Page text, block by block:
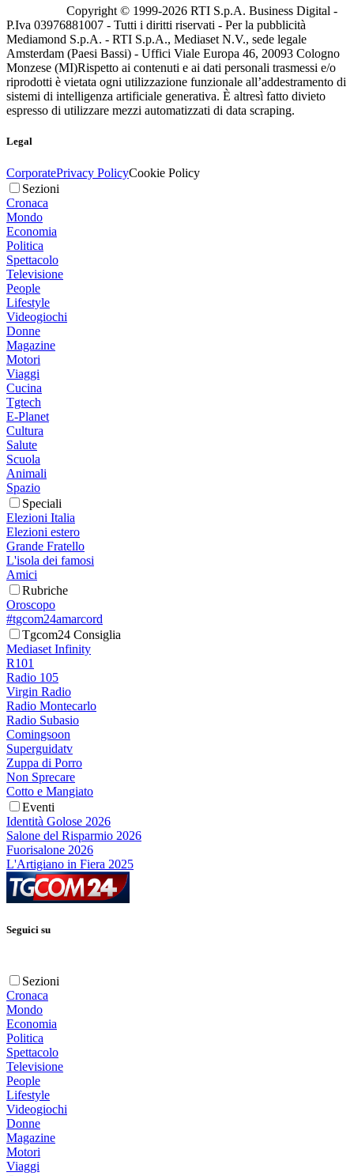
Copyright © 1999-2026 RTI S.p.A. Business Digital -
P.Iva 03976881007 - Tutti i diritti riservati - Per la pubblicità
Mediamond S.p.A. - RTI S.p.A., Mediaset N.V., sede legale
Amsterdam (Paesi Bassi) - Uffici Viale Europa 46, 20093 Cologno
Monzese (MI)Rispetto ai contenuti e ai dati personali trasmessi e/o
riprodotti è vietata ogni utilizzazione funzionale all’addestramento di
sistemi di intelligenza artificiale generativa. È altresì fatto divieto
espresso di utilizzare mezzi automatizzati di data scraping.
Legal
CorporatePrivacy PolicyCookie Policy
Sezioni
Cronaca
Mondo
Economia
Politica
Spettacolo
Televisione
People
Lifestyle
Videogiochi
Donne
Magazine
Motori
Viaggi
Cucina
Tgtech
E-Planet
Cultura
Salute
Scuola
Animali
Spazio
Speciali
Elezioni Italia
Elezioni estero
Grande Fratello
L'isola dei famosi
Amici
Rubriche
Oroscopo
#tgcom24amarcord
Tgcom24 Consiglia
Mediaset Infinity
R101
Radio 105
Virgin Radio
Radio Montecarlo
Radio Subasio
Comingsoon
Superguidatv
Zuppa di Porro
Non Sprecare
Cotto e Mangiato
Eventi
Identità Golose 2026
Salone del Risparmio 2026
Fuorisalone 2026
L'Artigiano in Fiera 2025
Seguici su
Sezioni
Cronaca
Mondo
Economia
Politica
Spettacolo
Televisione
People
Lifestyle
Videogiochi
Donne
Magazine
Motori
Viaggi